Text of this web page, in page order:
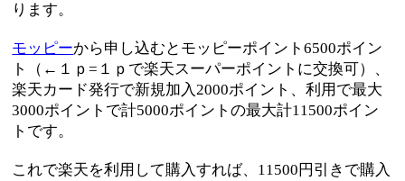
ります。
モッピーから申し込むとモッピーポイント6500ポイン
ト（←１ｐ=１ｐで楽天スーパーポイントに交換可）、
楽天カード発行で新規加入2000ポイント、利用で最大
3000ポイントで計5000ポイントの最大計11500ポイン
トです。
これで楽天を利用して購入すれば、11500円引きで購入